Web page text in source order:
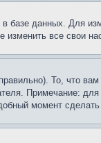
базе данных. Для
все свои
То, что
Примечание:
момент